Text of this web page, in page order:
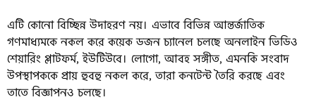
এটি কোনো বিচ্ছিন্ন উদাহরণ নয়। এভাবে বিভিন্ন আন্তর্জাতিক
গণমাধ্যমকে নকল করে কয়েক ডজন চ্যানেল চলছে অনলাইন ভিডিও
শেয়ারিং প্লাটফর্ম, ইউটিউবে। লোগো, আবহ সঙ্গীত, এমনকি সংবাদ
উপস্থাপককে প্রায় হুবহু নকল করে, তারা কনটেন্ট তৈরি করছে এবং
তাতে বিজ্ঞাপনও চলছে।